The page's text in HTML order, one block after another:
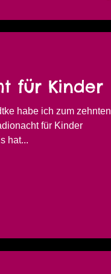
für Kinder
habe ich zum zehnten
für Kinder
hat...